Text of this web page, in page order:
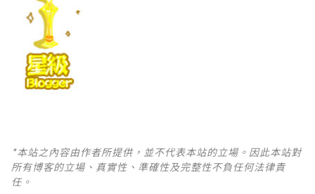
*本站之內容由作者所提供，並不代表本站的立場。因此本站對
所有博客的立場、真實性、準確性及完整性不負任何法律責
任。